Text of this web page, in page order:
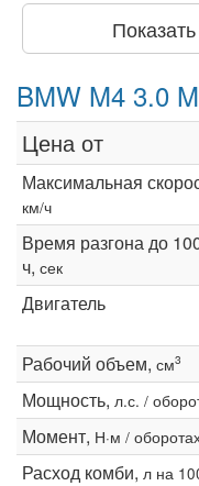
BMW M4 3.0
Цена от
Максимальная
км/ч
Время разгона до
ч, сек
Двигатель
Рабочий объем, см3
Мощность, л.с. /
Момент, Н·м /
Расход комби, л на